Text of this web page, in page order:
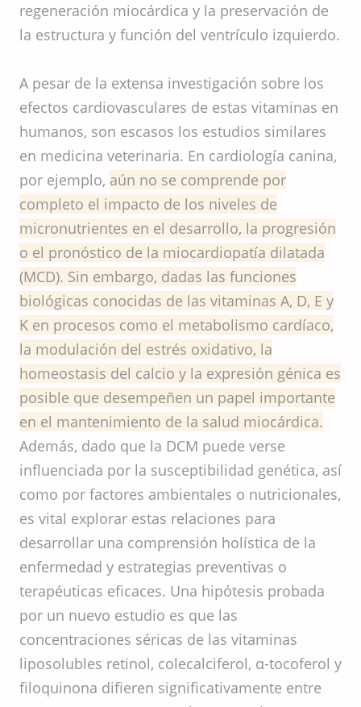
regeneración miocárdica y la preservación de
la estructura y función del ventrículo izquierdo.
A pesar de la extensa investigación sobre los
efectos cardiovasculares de estas vitaminas en
humanos, son escasos los estudios similares
en medicina veterinaria. En cardiología canina,
por ejemplo, aún no se comprende por
completo el impacto de los niveles de
micronutrientes en el desarrollo, la progresión
o el pronóstico de la miocardiopatía dilatada
(MCD). Sin embargo, dadas las funciones
biológicas conocidas de las vitaminas A, D, E y
K en procesos como el metabolismo cardíaco,
la modulación del estrés oxidativo, la
homeostasis del calcio y la expresión génica es
posible que desempeñen un papel importante
en el mantenimiento de la salud miocárdica.
Además, dado que la DCM puede verse
influenciada por la susceptibilidad genética, así
como por factores ambientales o nutricionales,
es vital explorar estas relaciones para
desarrollar una comprensión holística de la
enfermedad y estrategias preventivas o
terapéuticas eficaces. Una hipótesis probada
por un nuevo estudio es que las
concentraciones séricas de las vitaminas
liposolubles retinol, colecalciferol, α-tocoferol y
filoquinona difieren significativamente entre